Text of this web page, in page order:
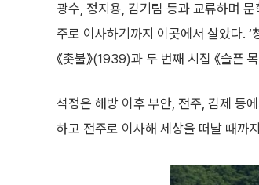
광수, 정지용, 김기림 등과 교류하며
주로 이사하기까지 이곳에서 살았다.
《촛불》(1939)과 두 번째 시집 《슬픈
석정은 해방 이후 부안, 전주, 김제 등
하고 전주로 이사해 세상을 떠날 때까